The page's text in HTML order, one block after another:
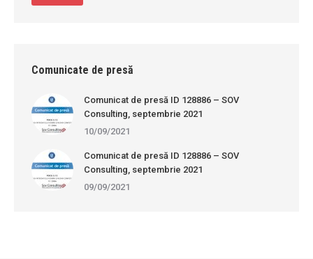
Comunicate de presă
Comunicat de presă ID 128886 – SOV
Consulting, septembrie 2021
10/09/2021
Comunicat de presă ID 128886 – SOV
Consulting, septembrie 2021
09/09/2021